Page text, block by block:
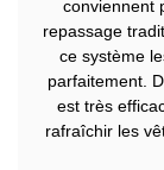
conviennent
repassage
ce système
parfaitement.
est très
rafraîchir les